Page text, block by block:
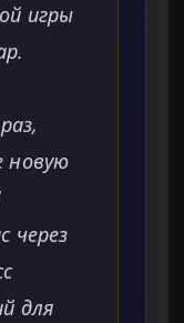
игры
новую
через
для